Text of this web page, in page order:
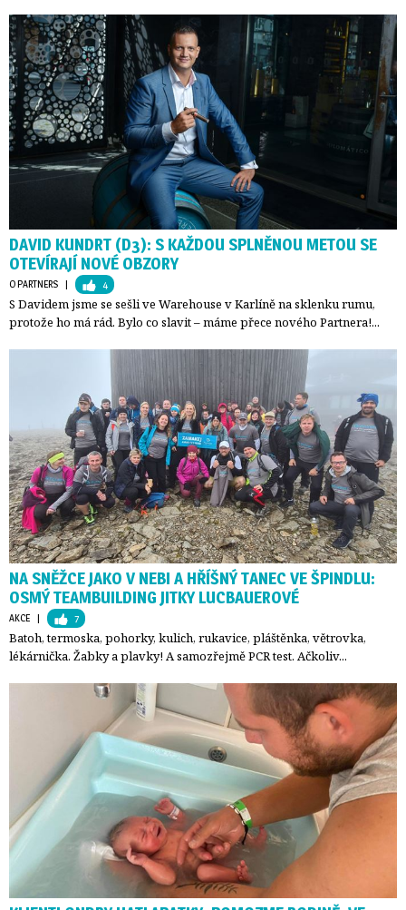
DAVID KUNDRT (D3): S KAŽDOU SPLNĚNOU METOU SE
OTEVÍRAJÍ NOVÉ OBZORY
O PARTNERS | 4
S Davidem jsme se sešli ve Warehouse v Karlíně na sklenku rumu,
protože ho má rád. Bylo co slavit – máme přece nového Partnera!...
NA SNĚŽCE JAKO V NEBI A HŘÍŠNÝ TANEC VE ŠPINDLU:
OSMÝ TEAMBUILDING JITKY LUCBAUEROVÉ
AKCE | 7
Batoh, termoska, pohorky, kulich, rukavice, pláštěnka, větrovka,
lékárnička. Žabky a plavky! A samozřejmě PCR test. Ačkoliv...